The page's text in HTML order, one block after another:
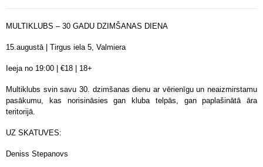
MULTIKLUBS – 30 GADU DZIMŠANAS DIENA
15.augustā | Tirgus iela 5, Valmiera
Ieeja no 19:00 | €18 | 18+
Multiklubs svin savu 30. dzimšanas dienu ar vērienīgu un neaizmirstamu
pasākumu, kas norisināsies gan kluba telpās, gan paplašinātā āra
teritorijā.
UZ SKATUVES:
Deniss Stepanovs